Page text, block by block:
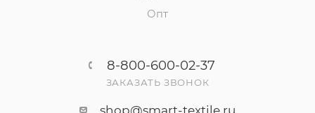
Опт
8-800-600-02-37
ЗАКАЗАТЬ ЗВОНОК
shop@smart-textile.ru